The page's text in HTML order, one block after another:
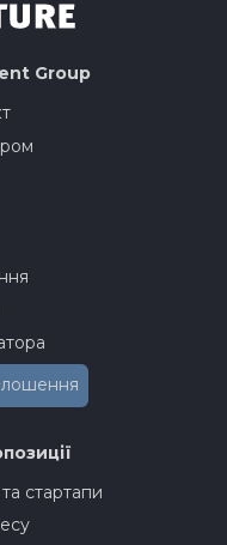
Group
стартапи